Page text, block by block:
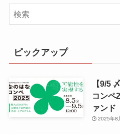
ピックアップ
【9/5
コンペ
ァンド
2025年8